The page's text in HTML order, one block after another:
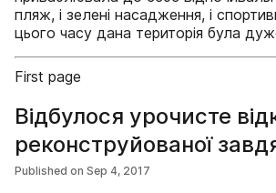
пляж, і зелені насадження, і
цього часу дана територія була
First page
Відбулося урочисте
реконструйованої
Петровцю «Зони
Published on Sep 4, 2017